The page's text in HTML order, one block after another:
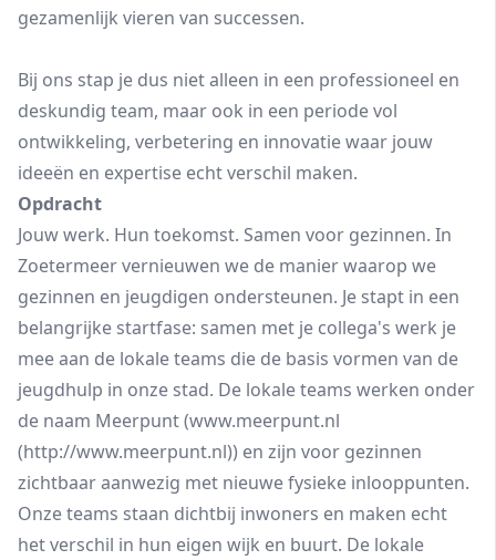
gezamenlijk vieren van successen.
Bij ons stap je dus niet alleen in een professioneel en
deskundig team, maar ook in een periode vol
ontwikkeling, verbetering en innovatie waar jouw
ideeën en expertise echt verschil maken.
Opdracht
Jouw werk. Hun toekomst. Samen voor gezinnen. In
Zoetermeer vernieuwen we de manier waarop we
gezinnen en jeugdigen ondersteunen. Je stapt in een
belangrijke startfase: samen met je collega's werk je
mee aan de lokale teams die de basis vormen van de
jeugdhulp in onze stad. De lokale teams werken onder
de naam Meerpunt (www.meerpunt.nl
(http://www.meerpunt.nl)) en zijn voor gezinnen
zichtbaar aanwezig met nieuwe fysieke inlooppunten.
Onze teams staan dichtbij inwoners en maken echt
het verschil in hun eigen wijk en buurt. De lokale